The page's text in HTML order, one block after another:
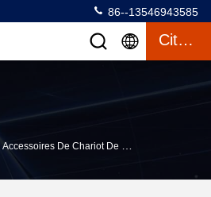
86--13546943585
Citation
Accessoires De Chariot De Golf